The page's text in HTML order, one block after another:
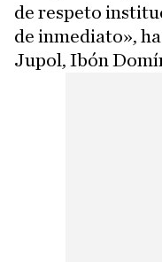
de respeto
de inmediato»,
Jupol, Ibón